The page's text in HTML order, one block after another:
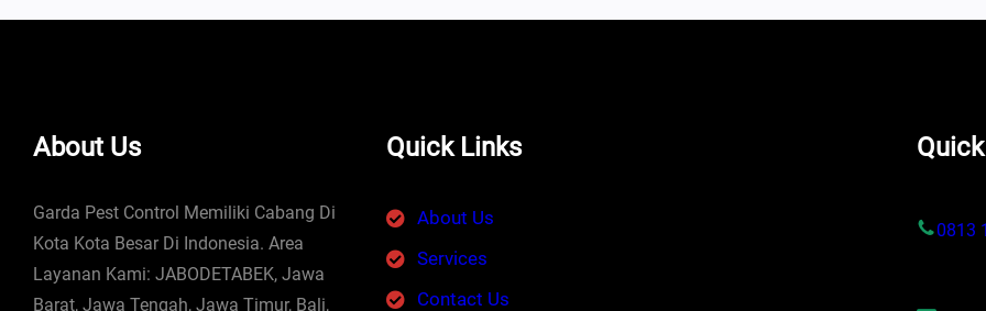
About Us
Garda Pest Control Memiliki Cabang Di
Kota Kota Besar Di Indonesia. Area
Layanan Kami: JABODETABEK, Jawa
Barat, Jawa Tengah, Jawa Timur, Bali,
Quick Links
About Us
Services
Contact Us
0813